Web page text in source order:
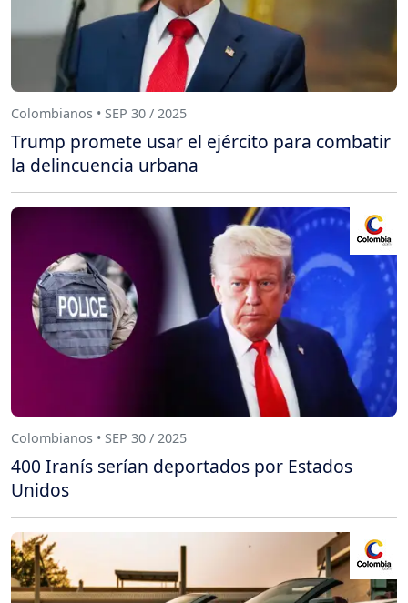
Colombianos • SEP 30 / 2025
Trump promete usar el ejército para combatir
la delincuencia urbana
Colombianos • SEP 30 / 2025
400 Iranís serían deportados por Estados
Unidos